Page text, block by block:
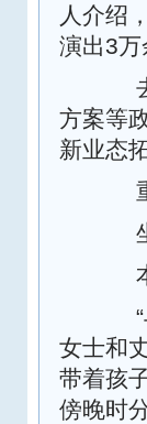
人介绍
演出3
去
方案等
新业态
重
坐
本
“与
女士和
带着孩
傍晚时